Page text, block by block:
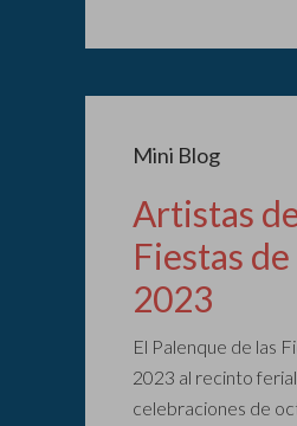
Mini Blog
Artistas
Fiestas
2023
El Palenque de las
2023 al recinto
celebraciones de